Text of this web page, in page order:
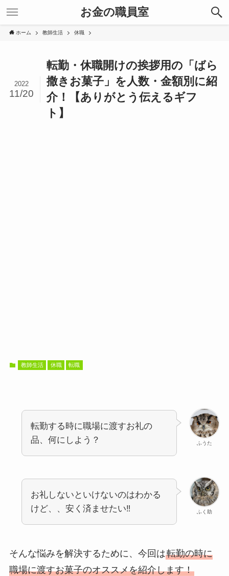
お金の職員室
ホーム 教師生活 休職
転勤・休職開けの挨拶用の「ばら
撒きお菓子」を人数・金額別に紹
介！【ありがとう伝えるギフ
ト】
2022
11/20
教師生活 休職 転職
ふうた
転勤する時に職場に渡すお礼の
品、何にしよう？
ふく助
お礼しないといけないのはわかる
けど、、安く済ませたい‼
そんな悩みを解決するために、今回は転勤の時に
職場に渡すお菓子のオススメを紹介します！